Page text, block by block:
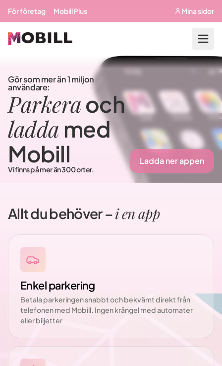
För företag Mobill Plus Mina sidor
Gör som mer än 1 miljon
användare:
Parkeraoch
ladda med
Mobill
Vi finns på mer än 300 orter.
Ladda ner appen
Allt du behöver –i en app
Enkel parkering
Betala parkeringen snabbt och bekvämt direkt från
telefonen med Mobill. Ingen krångel med automater
eller biljetter